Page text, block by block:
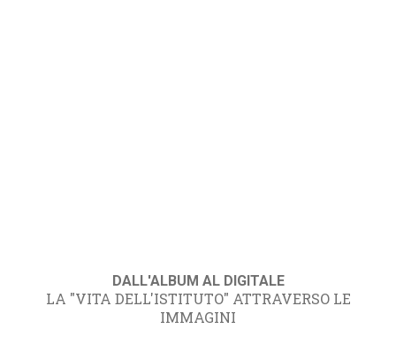
DALL'ALBUM AL DIGITALE
LA "VITA DELL'ISTITUTO" ATTRAVERSO LE
IMMAGINI